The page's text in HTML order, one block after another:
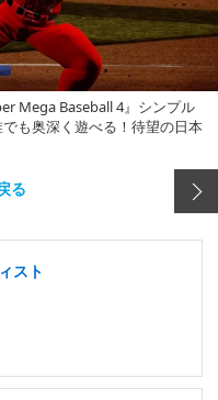
Mega Baseball 4』シンプル
も奥深く遊べる！待望の日本
る
スト